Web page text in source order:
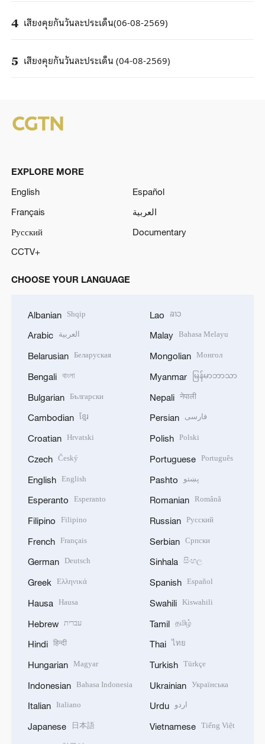
4 เสียงคุยกันวันละประเด็น(06-08-2569)
5 เสียงคุยกันวันละประเด็น (04-08-2569)
EXPLORE MORE
English
Español
Français
العربية
Русский
Documentary
CCTV+
CHOOSE YOUR LANGUAGE
Albanian Shqip
Arabic العربية
Belarusian Беларуская
Bengali বাংলা
Bulgarian Български
Cambodian ខ្មែរ
Croatian Hrvatski
Czech Český
English English
Esperanto Esperanto
Filipino Filipino
French Français
German Deutsch
Greek Ελληνικά
Hausa Hausa
Hebrew עברית
Hindi हिन्दी
Hungarian Magyar
Indonesian Bahasa Indonesia
Italian Italiano
Japanese 日本語
Lao ລາວ
Malay Bahasa Melayu
Mongolian Монгол
Myanmar မြန်မာဘာသာ
Nepali नेपाली
Persian فارسی
Polish Polski
Portuguese Português
Pashto پښتو
Romanian Română
Russian Русский
Serbian Српски
Sinhala සිංහල
Spanish Español
Swahili Kiswahili
Tamil தமிழ்
Thai ไทย
Turkish Türkçe
Ukrainian Українська
Urdu اردو
Vietnamese Tiếng Việt